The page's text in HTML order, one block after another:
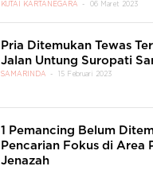
KUTAI KARTANEGARA 06 Maret 2023
Pria Ditemukan Tewas
Jalan Untung Suropati
SAMARINDA 15 Februari 2023
1 Pemancing Belum
Pencarian Fokus di Area
Jenazah